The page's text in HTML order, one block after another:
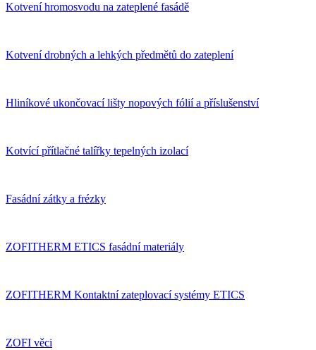
Kotvení hromosvodu na zateplené fasádě
Kotvení drobných a lehkých předmětů do zateplení
Hliníkové ukončovací lišty nopových fólií a příslušenství
Kotvící přítlačné talířky tepelných izolací
Fasádní zátky a frézky
ZOFITHERM ETICS fasádní materiály
ZOFITHERM Kontaktní zateplovací systémy ETICS
ZOFI věci